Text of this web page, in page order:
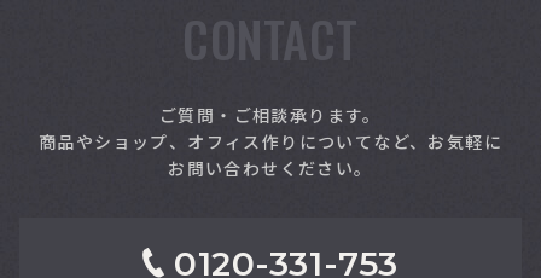
CONTACT
ご質問・ご相談承ります。
商品やショップ、オフィス作りについてなど、お気軽に
お問い合わせください。
0120-331-753